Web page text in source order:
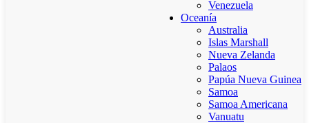
Venezuela
Oceanía
Australia
Islas Marshall
Nueva Zelanda
Palaos
Papúa Nueva Guinea
Samoa
Samoa Americana
Vanuatu